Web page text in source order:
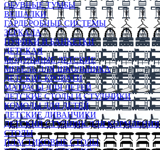
ОБУВНЫЕ ТУМБЫ
ВЕШАЛКИ
ГАРДЕРОБНЫЕ СИСТЕМЫ
ЗЕРКАЛА
ПУФИКИ И БАНКЕТКИ
ДЕТСКАЯ
МОДУЛЬНЫЕ ДЕТСКИЕ
МЕБЕЛЬ ДЛЯ ШКОЛЬНИКА
ДЕТСКИЕ КРОВАТИ
МАТРАСЫ ДЛЯ ДЕТЕЙ
ДЕТСКИЕ СТОЛЫ И СТУЛЬЧИКИ
КОМОДЫ ДЛЯ ДЕТЕЙ
ДЕТСКИЕ ДИВАНЧИКИ
ДЕТСКИЙ СТУЛЬЧИК ДЛЯ КОРМЛЕНИЯ
СТОЛЫ
ПЛАСТИКОВЫЕ СТОЛЫ